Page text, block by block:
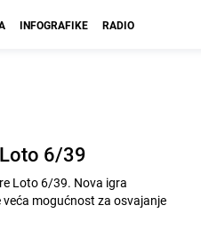
INFOGRAFIKE RADIO
6/39
Loto 6/39. Nova igra
mogućnost za osvajanje